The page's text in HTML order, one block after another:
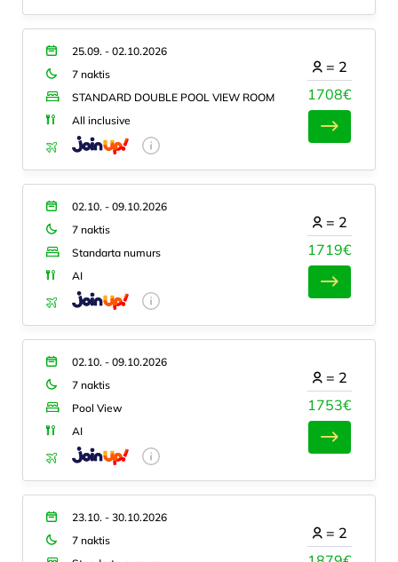
25.09. - 02.10.2026
7 naktis
STANDARD DOUBLE POOL VIEW ROOM
All inclusive
1708€
= 2
02.10. - 09.10.2026
7 naktis
Standarta numurs
AI
1719€
= 2
02.10. - 09.10.2026
7 naktis
Pool View
AI
1753€
= 2
23.10. - 30.10.2026
7 naktis
= 2